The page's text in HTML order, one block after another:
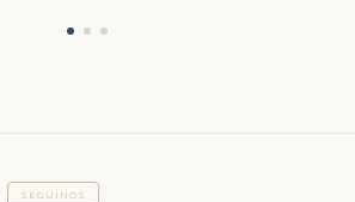
SEGUINOS